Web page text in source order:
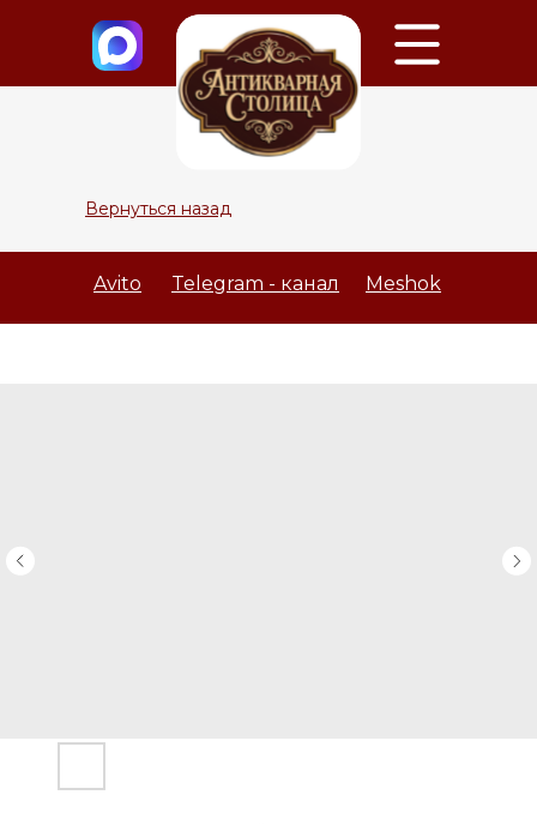
Вернуться назад
Meshok
Avito Telegram - канал